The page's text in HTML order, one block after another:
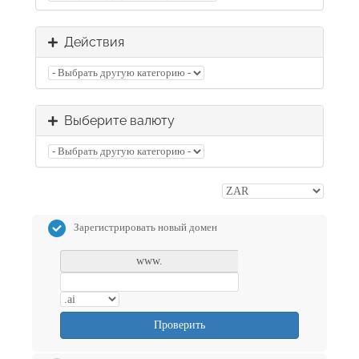
Действия
Выберите валюту
Зарегистрировать новый домен
www.
Проверить